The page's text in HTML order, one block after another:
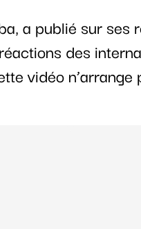
a publié sur ses
des
vidéo n’arrange